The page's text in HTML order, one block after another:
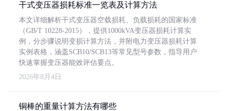
干式变压器损耗标准一览表及计算方法
本文详细解析干式变压器空载损耗、负载损耗的国家标准
（GB/T 10228-2015），提供1000kVA变压器损耗计算实
例，分步骤说明变损计算方法，并附电力变压器损耗计算
实例表格，涵盖SCB10/SCB13等常见型号参数，指导用户
快速掌握变压器能效评估要点。
2026年8月4日
铜棒的重量计算方法有哪些